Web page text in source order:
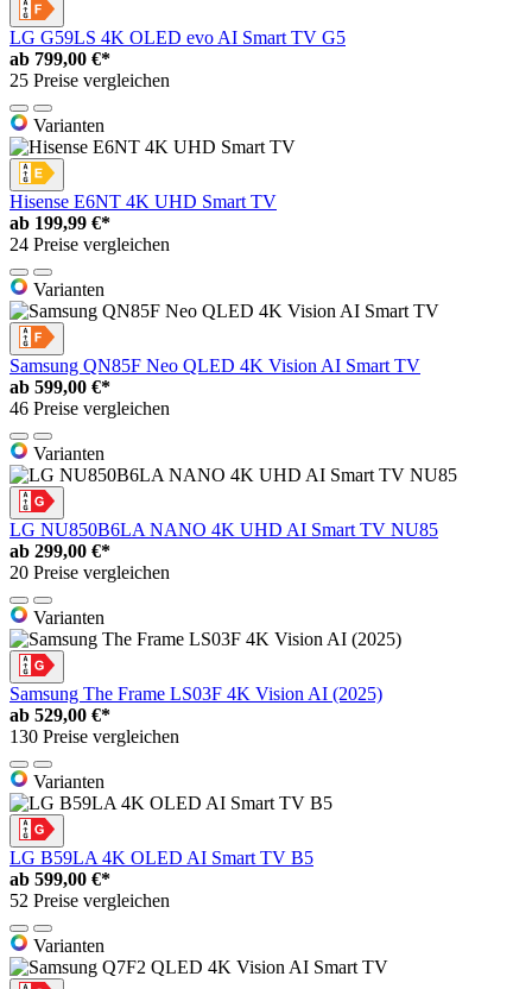
LG G59LS 4K OLED evo AI Smart TV G5
ab 799,00 €*
25 Preise vergleichen
Varianten
Hisense E6NT 4K UHD Smart TV
ab 199,99 €*
24 Preise vergleichen
Varianten
Samsung QN85F Neo QLED 4K Vision AI Smart TV
ab 599,00 €*
46 Preise vergleichen
Varianten
LG NU850B6LA NANO 4K UHD AI Smart TV NU85
ab 299,00 €*
20 Preise vergleichen
Varianten
Samsung The Frame LS03F 4K Vision AI (2025)
ab 529,00 €*
130 Preise vergleichen
Varianten
LG B59LA 4K OLED AI Smart TV B5
ab 599,00 €*
52 Preise vergleichen
Varianten